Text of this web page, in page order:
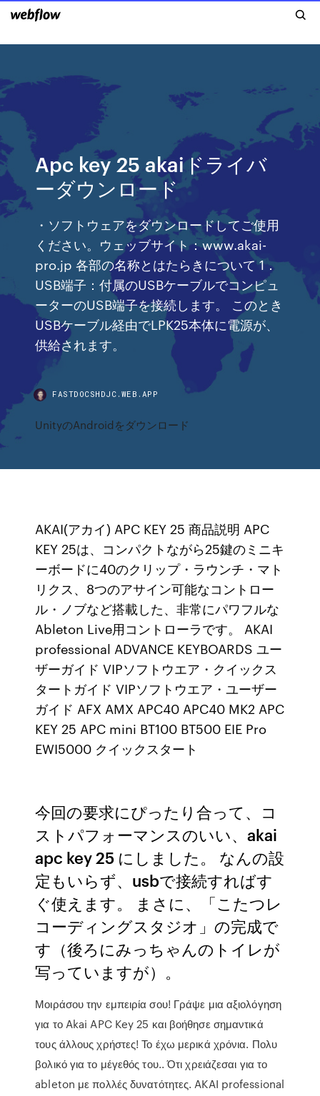
Apc key 25 akaiドライバ
ーダウンロード
・ソフトウェアをダウンロードしてご使用
ください。ウェッブサイト：www.akai-
pro.jp 各部の名称とはたらきについて 1．
USB端子：付属のUSBケーブルでコンピュ
ーターのUSB端子を接続します。 このとき
USBケーブル経由でLPK25本体に電源が、
供給されます。
FASTDOCSHDJC.WEB.APP
UnityのAndroidをダウンロード
AKAI(アカイ) APC KEY 25 商品説明 APC
KEY 25は、コンパクトながら25鍵のミニキ
ーボードに40のクリップ・ラウンチ・マト
リクス、8つのアサイン可能なコントロー
ル・ノブなど搭載した、非常にパワフルな
Ableton Live用コントローラです。 AKAI
professional ADVANCE KEYBOARDS ユー
ザーガイド VIPソフトウエア・クイックス
タートガイド VIPソフトウエア・ユーザー
ガイド AFX AMX APC40 APC40 MK2 APC
KEY 25 APC mini BT100 BT500 EIE Pro
EWI5000 クイックスタート
今回の要求にぴったり合って、コ
ストパフォーマンスのいい、akai
apc key 25 にしました。 なんの設
定もいらず、usbで接続すればす
ぐ使えます。 まさに、「こたつレ
コーディングスタジオ」の完成で
す（後ろにみっちゃんのトイレが
写っていますが）。
Μοιράσου την εμπειρία σου! Γράψε μια αξιολόγηση
για το Akai APC Key 25 και βοήθησε σημαντικά
τους άλλους χρήστες! Το έχω μερικά χρόνια. Πολυ
βολικό για το μέγεθός του.. Ότι χρειάζεσαι για το
ableton με πολλές δυνατότητες. AKAI professional